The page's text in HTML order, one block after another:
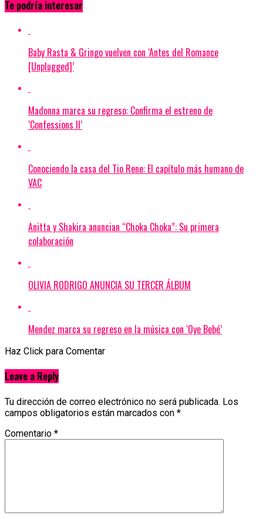
Te podría interesar
Baby Rasta & Gringo vuelven con ‘Antes del Romance
[Unplugged]’
Madonna marca su regreso: Confirma el estreno de
‘Confessions II’
Conociendo la casa del Tio Rene: El capítulo más humano de
VAC
Anitta y Shakira anuncian “Choka Choka”: Su primera
colaboración
OLIVIA RODRIGO ANUNCIA SU TERCER ÁLBUM
Mendez marca su regreso en la música con ‘Oye Bebé’
Haz Click para Comentar
Leave a Reply
Tu dirección de correo electrónico no será publicada. Los
campos obligatorios están marcados con *
Comentario *